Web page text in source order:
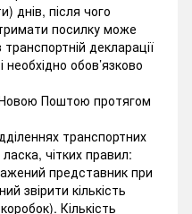
днів, після чого
посилку може
декларації
обов’язково
Поштою протягом
транспортних
чітких правил:
представник при
звірити кількість
Кількість